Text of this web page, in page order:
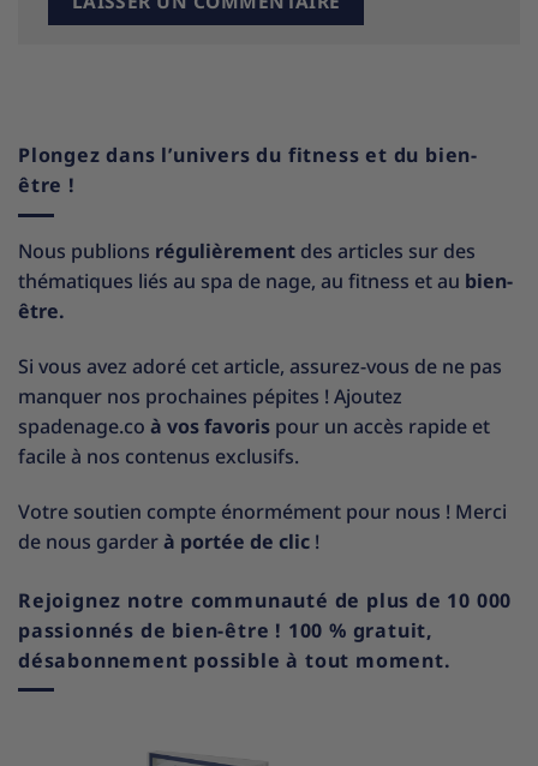
Plongez dans l’univers du fitness et du bien-
être !
Nous publions régulièrement des articles sur des
thématiques liés au spa de nage, au fitness et au bien-
être.
Si vous avez adoré cet article, assurez-vous de ne pas
manquer nos prochaines pépites ! Ajoutez
spadenage.co à vos favoris pour un accès rapide et
facile à nos contenus exclusifs.
Votre soutien compte énormément pour nous ! Merci
de nous garderà portée de clic !
Rejoignez notre communauté de plus de 10 000
passionnés de bien-être ! 100 % gratuit,
désabonnement possible à tout moment.